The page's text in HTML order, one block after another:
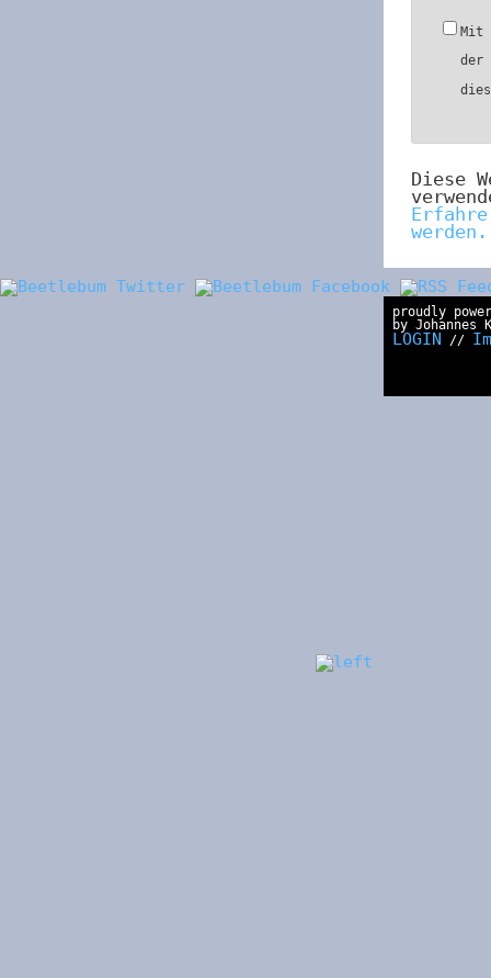
Mit
der
Diese
werden.
proudly
by Johannes
LOGIN //